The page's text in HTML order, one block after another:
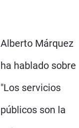
Alberto Márquez
ha hablado sobre
"Los servicios
públicos son la